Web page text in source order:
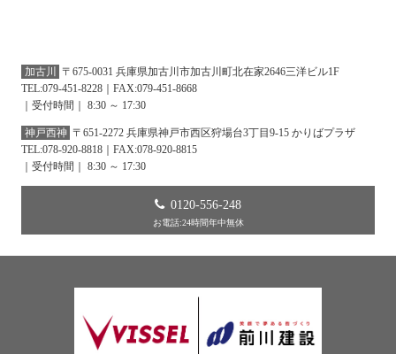
加古川
〒675-0031 兵庫県加古川市加古川町北在家2646三洋ビル1F
TEL:079-451-8228｜FAX:079-451-8668
｜受付時間｜ 8:30 ～ 17:30
神戸西神 〒651-2272 兵庫県神戸市西区狩場台3丁目9-15 かりばプラザ
TEL:078-920-8818｜FAX:078-920-8815
｜受付時間｜ 8:30 ～ 17:30
0120-556-248
お電話:24時間年中無休